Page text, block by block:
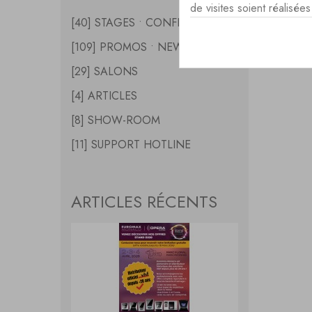
[40] STAGES • CONFERENCES
[109] PROMOS • NEWS
[29] SALONS
[4] ARTICLES
[8] SHOW-ROOM
[11] SUPPORT HOTLINE
ARTICLES RÉCENTS
de visites soient